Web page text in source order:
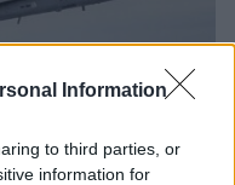
Information
to third parties, or
information for